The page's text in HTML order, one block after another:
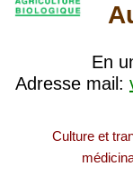
En
Adresse mail:
Culture et